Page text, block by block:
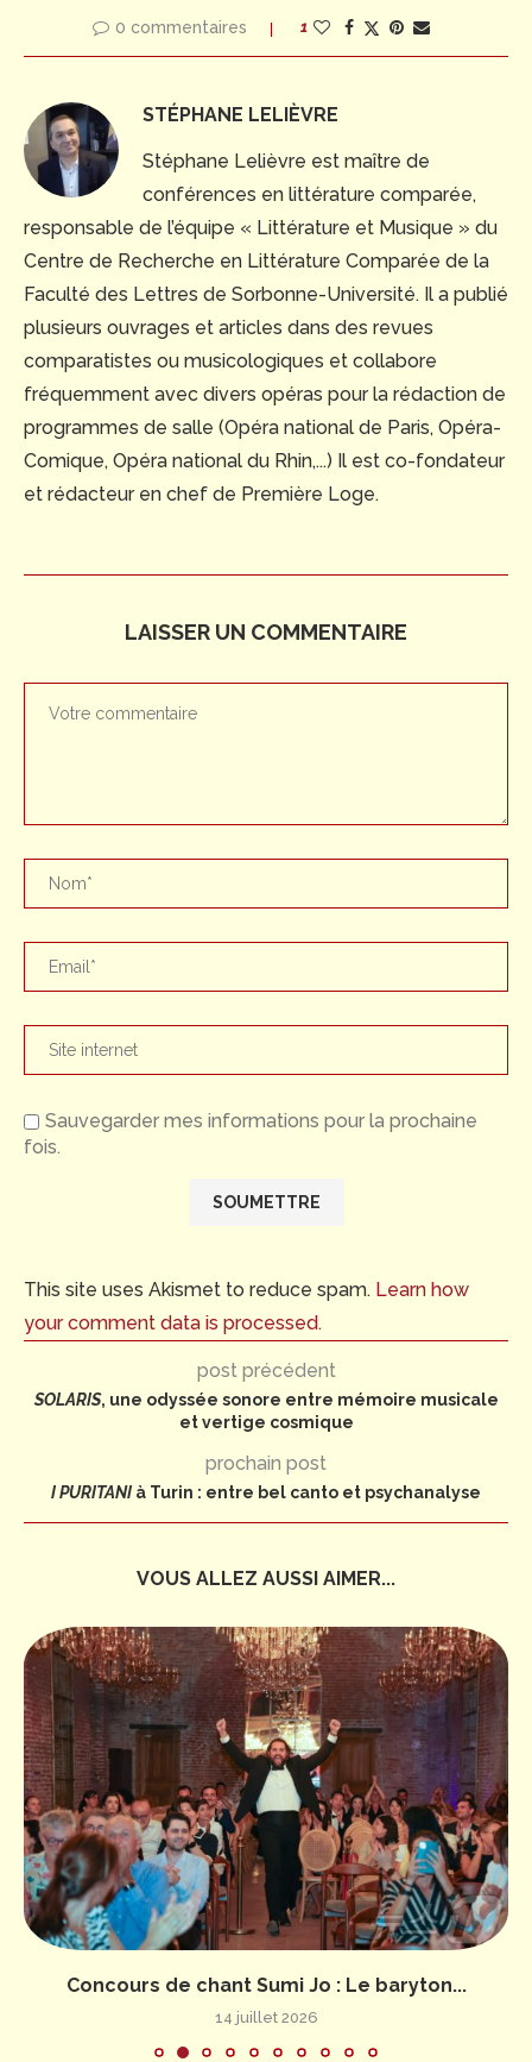
0 commentaires 1
STÉPHANE LELIÈVRE
Stéphane Lelièvre est maître de
conférences en littérature comparée,
responsable de l’équipe « Littérature et Musique » du
Centre de Recherche en Littérature Comparée de la
Faculté des Lettres de Sorbonne-Université. Il a publié
plusieurs ouvrages et articles dans des revues
comparatistes ou musicologiques et collabore
fréquemment avec divers opéras pour la rédaction de
programmes de salle (Opéra national de Paris, Opéra-
Comique, Opéra national du Rhin,...) Il est co-fondateur
et rédacteur en chef de Première Loge.
LAISSER UN COMMENTAIRE
Sauvegarder mes informations pour la prochaine
fois.
This site uses Akismet to reduce spam. Learn how
your comment data is processed.
post précédent
SOLARIS, une odyssée sonore entre mémoire musicale
et vertige cosmique
prochain post
I PURITANI à Turin : entre bel canto et psychanalyse
VOUS ALLEZ AUSSI AIMER...
Concours de chant Sumi Jo : Le baryton...
14 juillet 2026